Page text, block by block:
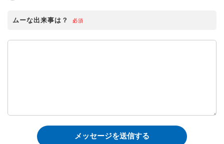
ムーな出来事は？ 必須